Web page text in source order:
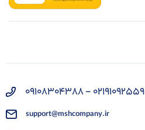
02191092559 - 09108304388
support@mshcompany.ir